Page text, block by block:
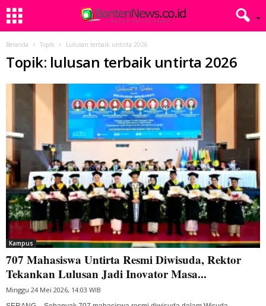
Beranda Topik Lulusan terbaik untirta 2026
Topik: lulusan terbaik untirta 2026
Kampus
707 Mahasiswa Untirta Resmi Diwisuda, Rektor
Tekankan Lulusan Jadi Inovator Masa...
Minggu 24 Mei 2026, 14:03 WIB